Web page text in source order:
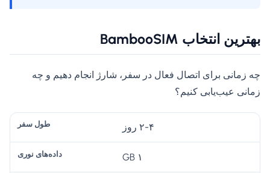
بهترین انتخاب BambooSIM
چه زمانی برای اتصال فعال در سفر، شارژ انجام دهیم و چه
زمانی عیب‌یابی کنیم؟
د
۲-۴ روز
۱ GB